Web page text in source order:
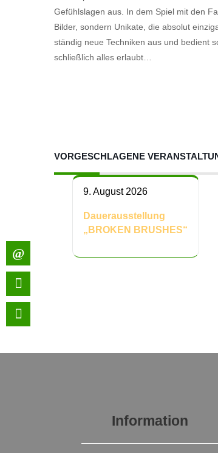
Gefühlslagen aus. In dem Spiel mit den
Bilder, sondern Unikate, die absolut
ständig neue Techniken aus und bedient
schließlich alles erlaubt…
VORGESCHLAGENE
9. August 2026
Dauerausstellung
„BROKEN BRUSHES“
Information